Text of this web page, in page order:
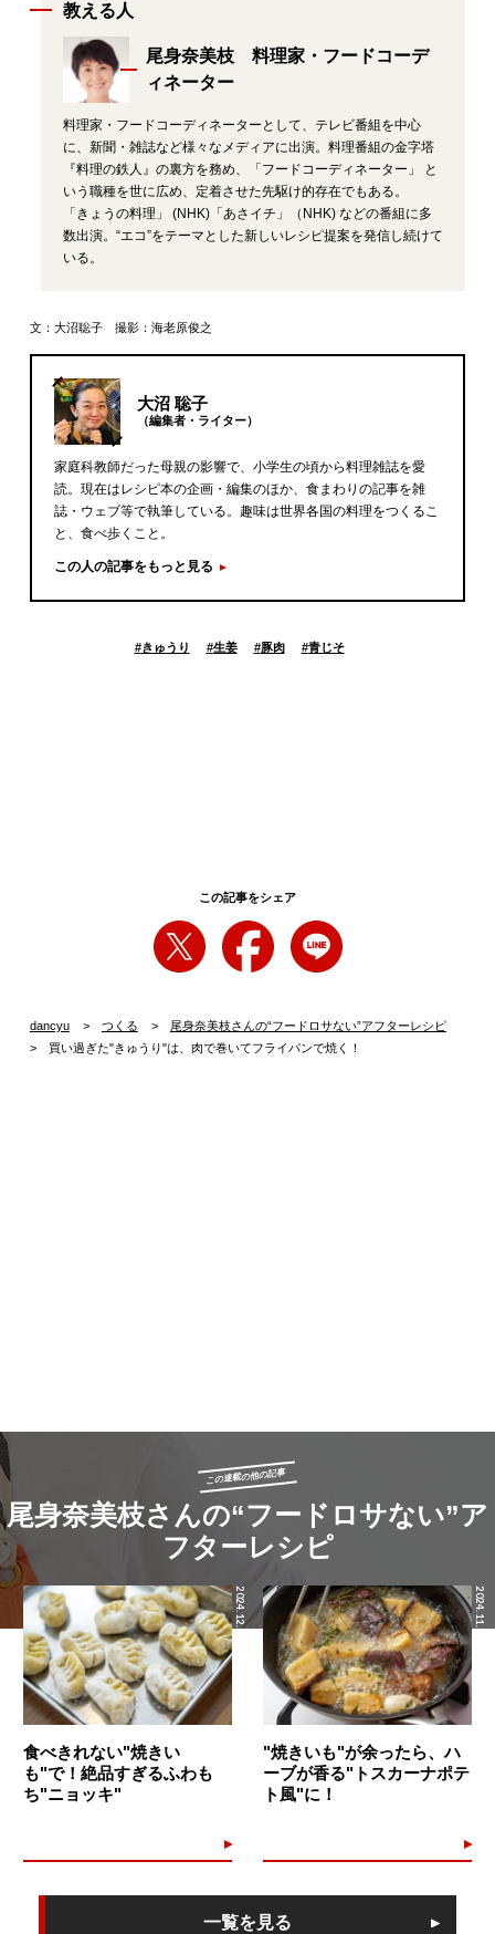
教える人
尾身奈美枝 料理家・フードコーデ
ィネーター
料理家・フードコーディネーターとして、テレビ番組を中心
に、新聞・雑誌など様々なメディアに出演。料理番組の金字塔
『料理の鉄人』の裏方を務め、「フードコーディネーター」 と
いう職種を世に広め、定着させた先駆け的存在でもある。
「きょうの料理」 (NHK)「あさイチ」（NHK) などの番組に多
数出演。“エコ”をテーマとした新しいレシピ提案を発信し続けて
いる。
文：大沼聡子 撮影：海老原俊之
大沼 聡子
（編集者・ライター）
家庭科教師だった母親の影響で、小学生の頃から料理雑誌を愛
読。現在はレシピ本の企画・編集のほか、食まわりの記事を雑
誌・ウェブ等で執筆している。趣味は世界各国の料理をつくるこ
と、食べ歩くこと。
この人の記事をもっと見る
#きゅうり #生姜 #豚肉 #青じそ
この記事をシェア
dancyu つくる
尾身奈美枝さんの“フードロサない”アフターレシピ
買い過ぎた"きゅうり"は、肉で巻いてフライパンで焼く！
この連載の他の記事
尾身奈美枝さんの“フードロサない”ア
フターレシピ
2024.12.08
食べきれない"焼きい
も"で！絶品すぎるふわも
ち"ニョッキ"
2024.11.30
"焼きいも"が余ったら、ハ
ーブが香る"トスカーナポテ
ト風"に！
一覧を見る